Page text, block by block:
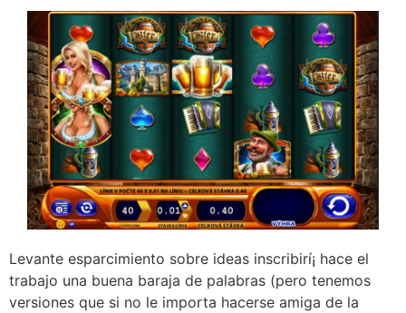
Levante esparcimiento sobre ideas inscribirí¡ hace el
trabajo una buena baraja de palabras (pero tenemos
versiones que si no le importa hacerse amiga de la